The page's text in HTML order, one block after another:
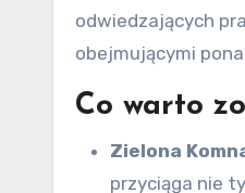
odwiedzających
obejmującymi
Co warto
Zielona
przyciąga nie